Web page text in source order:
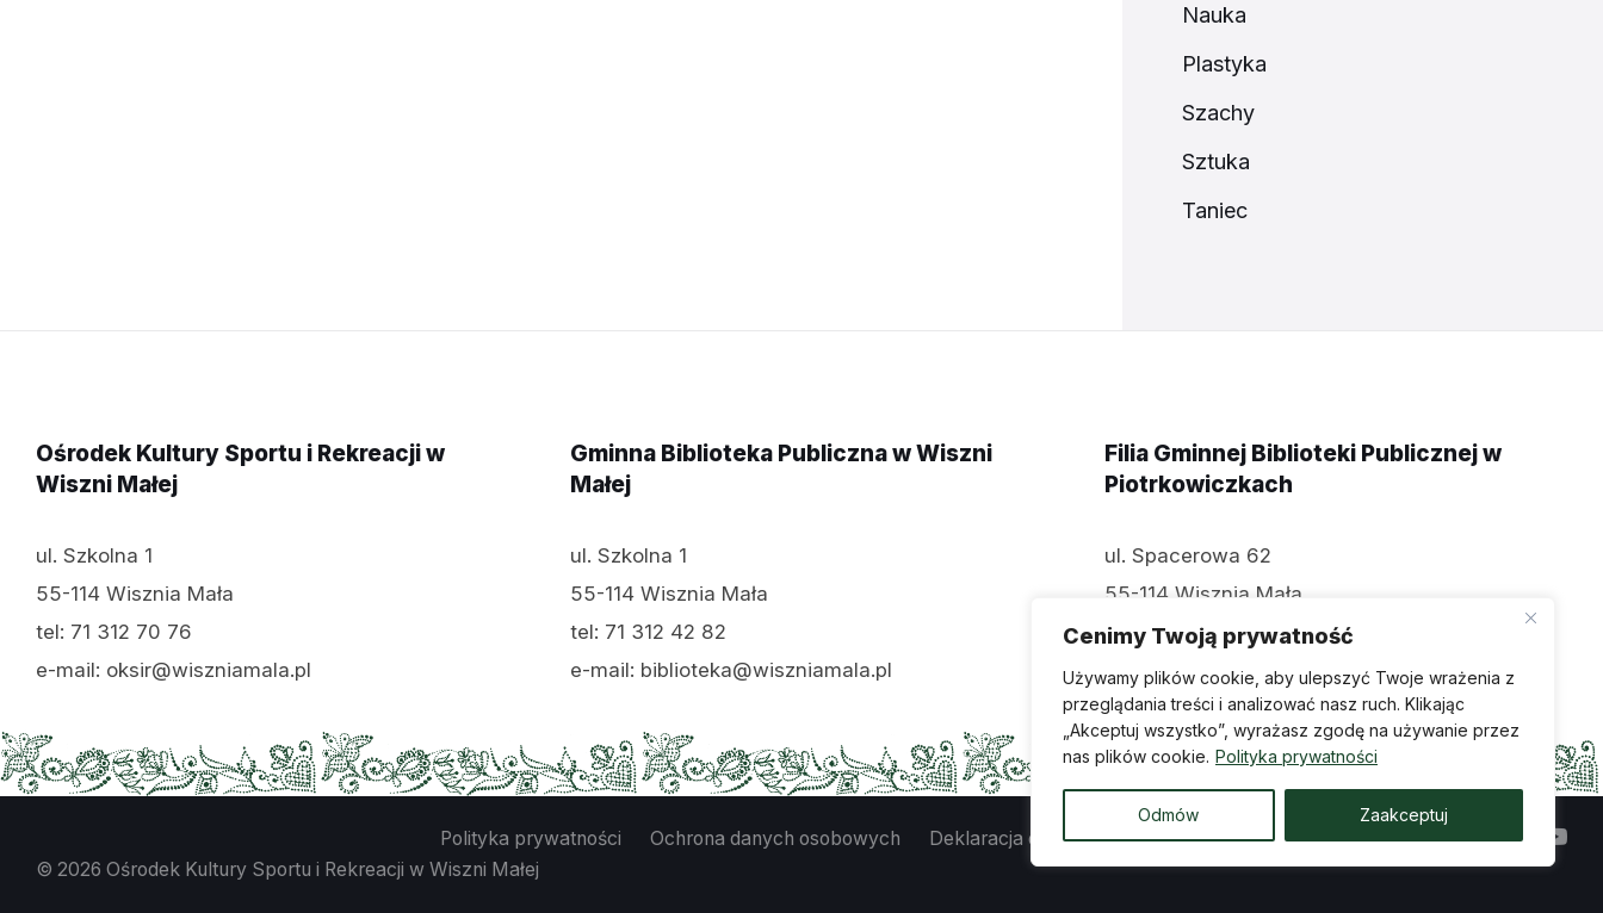
Cenimy Twoją prywatność
Używamy plików cookie, aby ulepszyć Twoje wrażenia z
przeglądania treści i analizować nasz ruch. Klikając
„Akceptuj wszystko”, wyrażasz zgodę na używanie przez
nas plików cookie. Polityka prywatności
Odmów Zaakceptuj
Nauka
Plastyka
Szachy
Sztuka
Taniec
Ośrodek Kultury Sportu i Rekreacji w
Wiszni Małej
ul. Szkolna 1
55-114 Wisznia Mała
tel: 71 312 70 76
e-mail: oksir@wiszniamala.pl
Gminna Biblioteka Publiczna w Wiszni
Małej
ul. Szkolna 1
55-114 Wisznia Mała
tel: 71 312 42 82
e-mail: biblioteka@wiszniamala.pl
Filia Gminnej Biblioteki Publicznej w
Piotrkowiczkach
ul. Spacerowa 62
55-114 Wisznia Mała
tel: 071 312 70 74
Polityka prywatności Ochrona danych osobowych Deklaracja dostępności
Wykonanie: creosoft.pl
© 2026 Ośrodek Kultury Sportu i Rekreacji w Wiszni Małej